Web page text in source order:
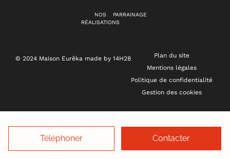
Téléphoner Contacter
NOS
RÉALISATIONS
PARRAINAGE
© 2024 Maison Eurêka made by 14H28
Plan du site
Mentions légales
Politique de confidentialité
Gestion des cookies